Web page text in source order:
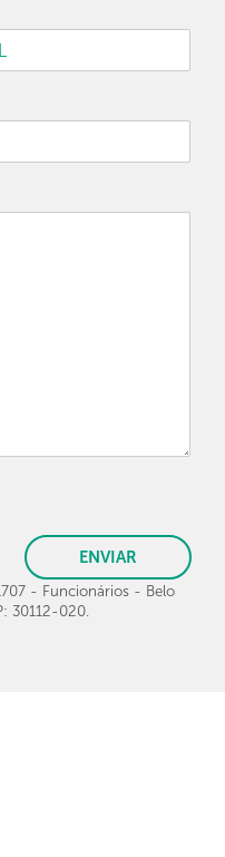
ENVIAR
- Funcionários - Belo
30112-020.